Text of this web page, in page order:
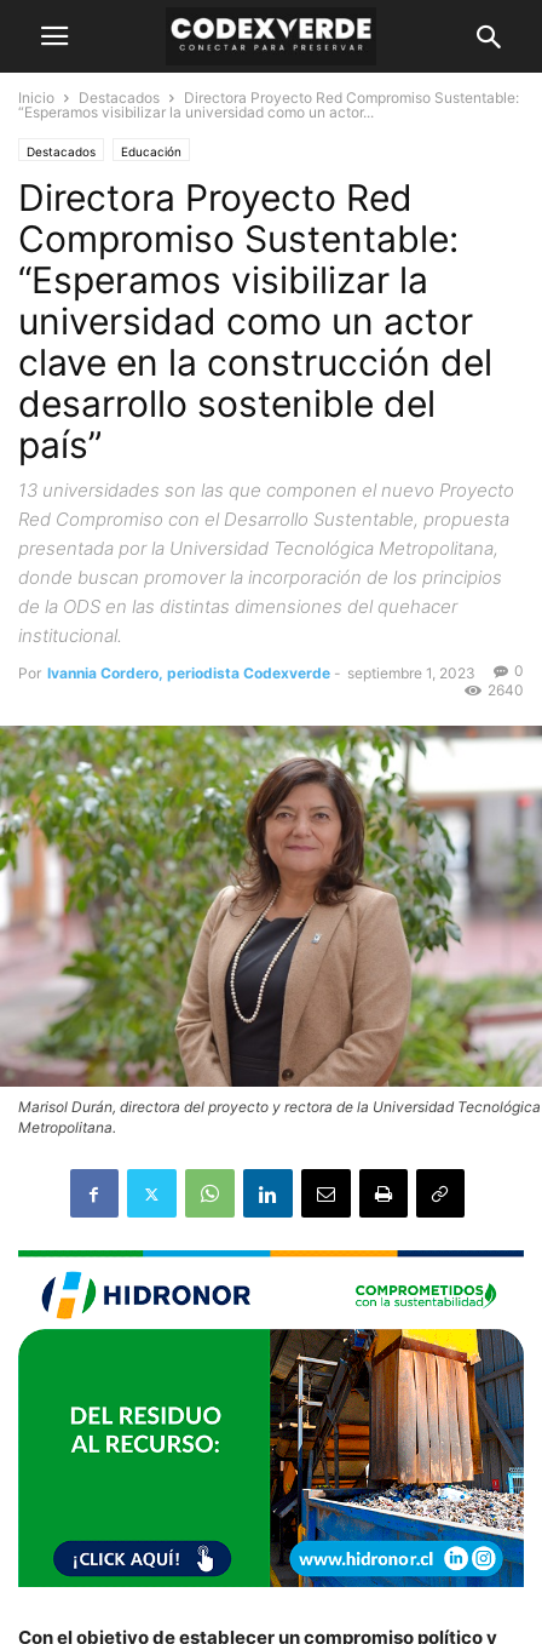
Inicio Destacados
Directora Proyecto Red Compromiso Sustentable:
“Esperamos visibilizar la universidad como un actor...
Destacados Educación
Directora Proyecto Red
Compromiso Sustentable:
“Esperamos visibilizar la
universidad como un actor
clave en la construcción del
desarrollo sostenible del
país”
13 universidades son las que componen el nuevo Proyecto
Red Compromiso con el Desarrollo Sustentable, propuesta
presentada por la Universidad Tecnológica Metropolitana,
donde buscan promover la incorporación de los principios
de la ODS en las distintas dimensiones del quehacer
institucional.
Por Ivannia Cordero, periodista Codexverde - septiembre 1, 2023
0
2640
Marisol Durán, directora del proyecto y rectora de la Universidad Tecnológica
Metropolitana.
Con el objetivo de establecer un compromiso político y